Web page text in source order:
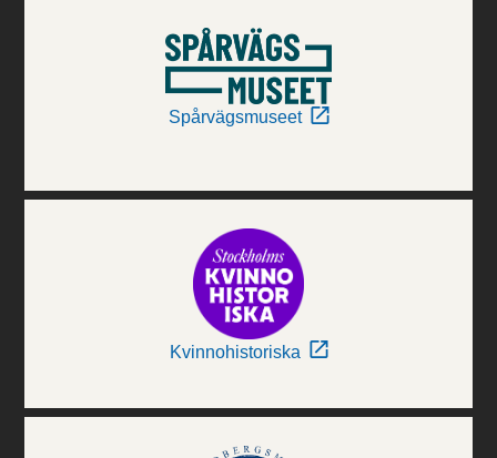
Spårvägsmuseet
Kvinnohistoriska